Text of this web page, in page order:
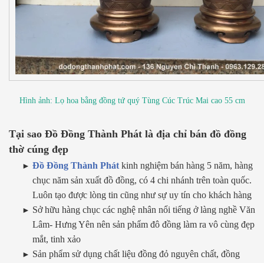
Hình ảnh: Lọ hoa bằng đồng tứ quý Tùng Cúc Trúc Mai cao 55 cm
Tại sao Đồ Đồng Thành Phát là địa chỉ bán đồ đồng
thờ cúng đẹp
Đồ Đồng Thành Phát kinh nghiệm bán hàng 5 năm, hàng
chục năm sản xuất đồ đồng, có 4 chi nhánh trên toàn quốc.
Luôn tạo được lòng tin cũng như sự uy tín cho khách hàng
Sở hữu hàng chục các nghệ nhân nổi tiếng ở làng nghề Văn
Lâm- Hưng Yên nên sản phẩm đô đồng làm ra vô cùng đẹp
mắt, tinh xảo
Sản phẩm sử dụng chất liệu đồng đỏ nguyên chất, đồng